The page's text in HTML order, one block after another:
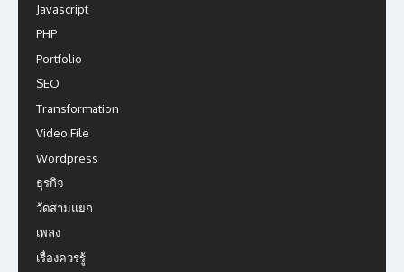
Javascript
PHP
Portfolio
SEO
Transformation
Video File
Wordpress
ธุรกิจ
วัดสามแยก
เพลง
เรื่องควรรู้